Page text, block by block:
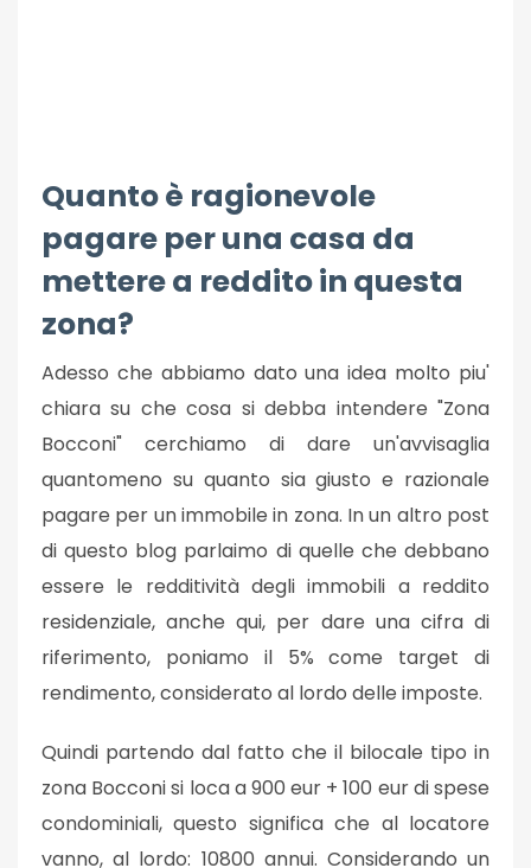
Quanto è ragionevole
pagare per una casa da
mettere a reddito in questa
zona?
Adesso che abbiamo dato una idea molto piu'
chiara su che cosa si debba intendere "Zona
Bocconi" cerchiamo di dare un'avvisaglia
quantomeno su quanto sia giusto e razionale
pagare per un immobile in zona. In un altro post
di questo blog parlaimo di quelle che debbano
essere le redditività degli immobili a reddito
residenziale, anche qui, per dare una cifra di
riferimento, poniamo il 5% come target di
rendimento, considerato al lordo delle imposte.
Quindi partendo dal fatto che il bilocale tipo in
zona Bocconi si loca a 900 eur + 100 eur di spese
condominiali, questo significa che al locatore
vanno, al lordo: 10800 annui. Considerando un